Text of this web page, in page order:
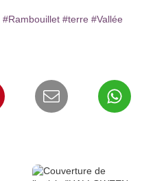
#Rambouillet #terre #Vallée